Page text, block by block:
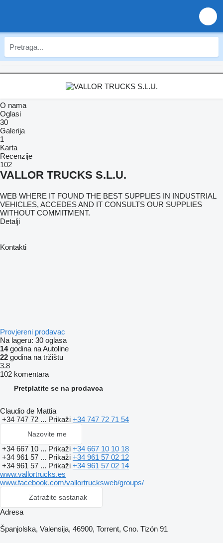
O nama
Oglasi
30
Galerija
1
Karta
Recenzije
102
VALLOR TRUCKS S.L.U.
WEB WHERE IT FOUND THE BEST SUPPLIES IN INDUSTRIAL
VEHICLES, ACCEDES AND IT CONSULTS OUR SUPPLIES
WITHOUT COMMITMENT.
Detalji
Kontakti
Provjereni prodavac
Na lageru: 30 oglasa
14godina na Autoline
22 godina na tržištu
3.8
102 komentara
Pretplatite se na prodavca
Claudio de Mattia
+34 747 72 ... Prikaži +34 747 72 71 54
Nazovite me
+34 667 10 ... Prikaži +34 667 10 10 18
+34 961 57 ... Prikaži +34 961 57 02 12
+34 961 57 ... Prikaži +34 961 57 02 14
www.vallortrucks.es
www.facebook.com/vallortrucksweb/groups/
Zatražite sastanak
Adresa
Španjolska, Valensija, 46900, Torrent, Cno. Tizón 91